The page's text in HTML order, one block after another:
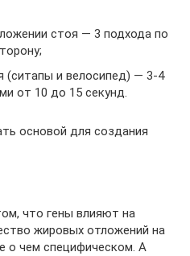
стоя — 3 подхода по
(ситапы и велосипед) — 3-4
от 10 до 15 секунд.
основой для создания
что гены влияют на
жировых отложений на
о чем специфическом. А